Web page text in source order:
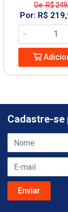
De: R$
Por: R$
Cadastre-se